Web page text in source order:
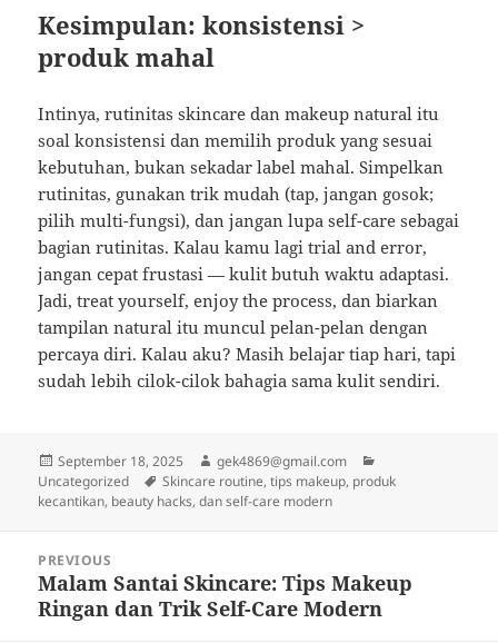
Kesimpulan: konsistensi >
produk mahal
Intinya, rutinitas skincare dan makeup natural itu
soal konsistensi dan memilih produk yang sesuai
kebutuhan, bukan sekadar label mahal. Simpelkan
rutinitas, gunakan trik mudah (tap, jangan gosok;
pilih multi-fungsi), dan jangan lupa self-care sebagai
bagian rutinitas. Kalau kamu lagi trial and error,
jangan cepat frustasi — kulit butuh waktu adaptasi.
Jadi, treat yourself, enjoy the process, dan biarkan
tampilan natural itu muncul pelan-pelan dengan
percaya diri. Kalau aku? Masih belajar tiap hari, tapi
sudah lebih cilok-cilok bahagia sama kulit sendiri.
Posted
on
September 18, 2025 Author
gek4869@gmail.com
Uncategorized
Tags
Skincare routine, tips makeup, produk
kecantikan, beauty hacks, dan self-care modern
navigation
PREVIOUS
Previous
post:
Malam Santai Skincare: Tips Makeup
Ringan dan Trik Self-Care Modern